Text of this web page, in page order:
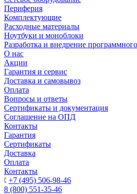
Периферия
Комплектующие
Расходные материалы
Ноутбуки и моноблоки
Разработка и внедрение
О нас
Акции
Гарантия и сервис
Доставка и самовывоз
Оплата
Вопросы и ответы
Сертификаты и документация
Соглашение на ОПД
Контакты
Гарантия
Сертификаты
Доставка
Оплата
Контакты
+7 (495) 506-98-46
8 (800) 551-35-46